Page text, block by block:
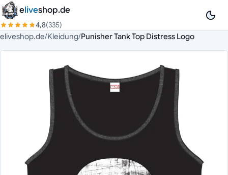
Zum Inhalt springen
eliveshop.de
4,8(335)
eliveshop.de/Kleidung/Punisher Tank Top Distress Logo